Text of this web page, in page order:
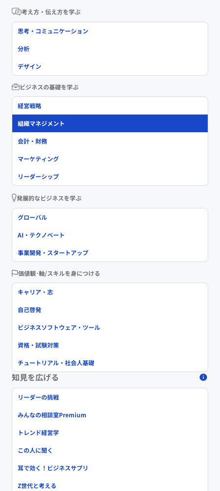
考え方・伝え方を学ぶ
思考・コミュニケーション
分析
デザイン
ビジネスの基礎を学ぶ
経営戦略
組織マネジメント
会計・財務
マーケティング
リーダーシップ
発展的なビジネスを学ぶ
グローバル
AI・テクノベート
事業開発・スタートアップ
価値観･軸/スキルを身につける
キャリア・志
自己啓発
ビジネスソフトウェア・ツール
資格・試験対策
チュートリアル・社会人基礎
知見を広げる
リーダーの挑戦
みんなの相談室Premium
トレンド経営学
この人に聞く
耳で効く！ビジネスサプリ
Z世代と考える